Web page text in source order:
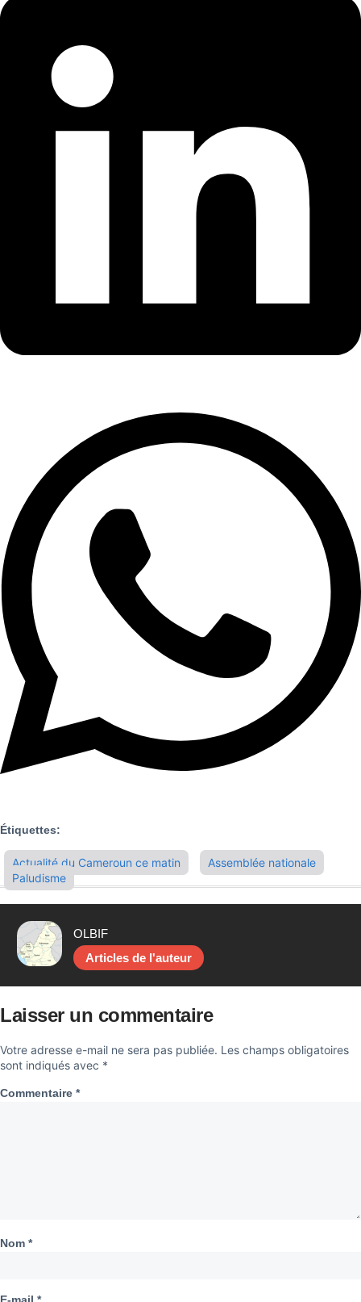
Étiquettes:
Actualité du Cameroun ce matin
Assemblée nationale
Paludisme
OLBIF
Articles de l'auteur
Laisser un commentaire
Votre adresse e-mail ne sera pas publiée. Les champs obligatoires
sont indiqués avec *
Commentaire *
Nom *